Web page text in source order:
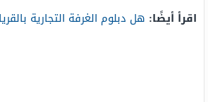
اقرأ أيضًا: هل دبلوم الغرفة التجارية